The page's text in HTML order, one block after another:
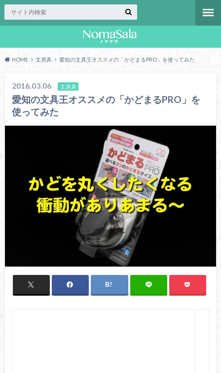
HOME 文房具 愛知の文具王オススメの「かどまるPRO」を使ってみた
2016.03.06 文房具
愛知の文具王オススメの「かどまるPRO」を
使ってみた